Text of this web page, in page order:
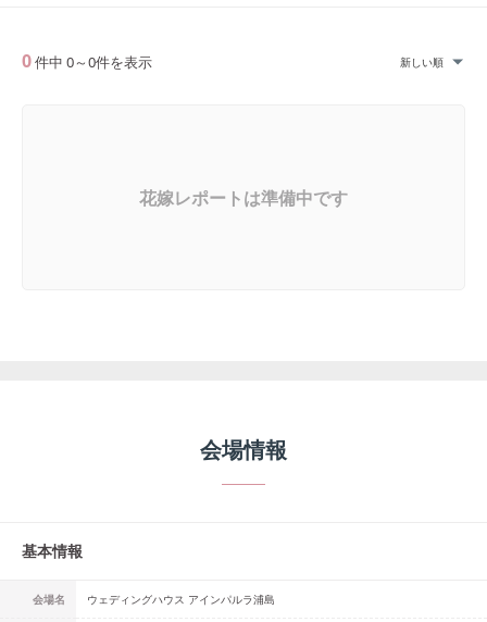
0件中 0～0件を表示 新しい順
花嫁レポートは準備中です
会場情報
基本情報
会場名 ウェディングハウス アインパルラ浦島